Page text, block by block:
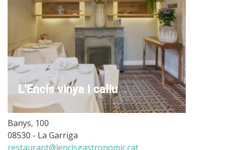
L'Encís vinya i caliu
Banys, 100
08530 - La Garriga
restaurant@lencisgastronomic.cat